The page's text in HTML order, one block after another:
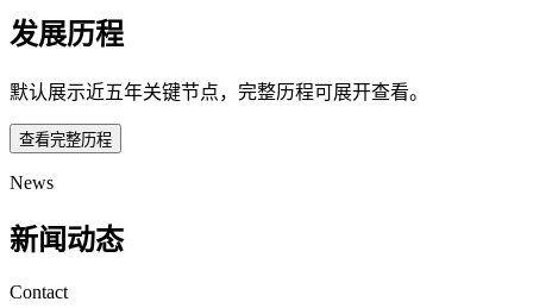
发展历程
默认展示近五年关键节点，完整历程可展开查看。
查看完整历程
News
新闻动态
Contact